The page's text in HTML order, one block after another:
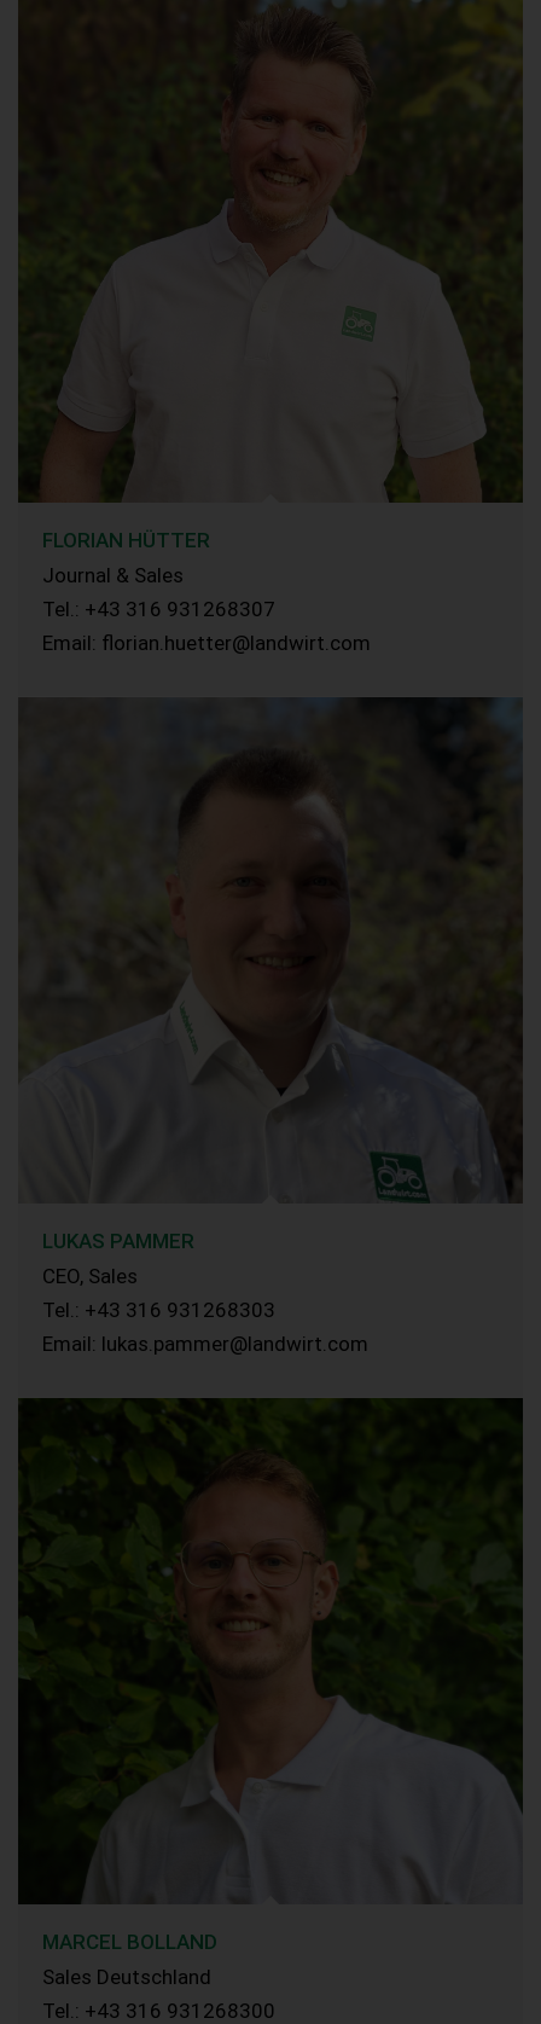
FLORIAN HÜTTER
Journal & Sales
Tel.: +43 316 931268307
Email: florian.huetter@landwirt.com
LUKAS PAMMER
CEO, Sales
Tel.: +43 316 931268303
Email: lukas.pammer@landwirt.com
MARCEL BOLLAND
Sales Deutschland
Tel.: +43 316 931268300